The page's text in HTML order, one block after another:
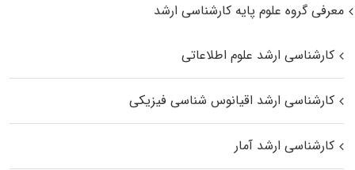
معرفی گروه علوم پایه کارشناسی ارشد
کارشناسی ارشد علوم اطلاعاتی
کارشناسی ارشد اقیانوس‌ شناسی فیزیکی
کارشناسی ارشد آمار